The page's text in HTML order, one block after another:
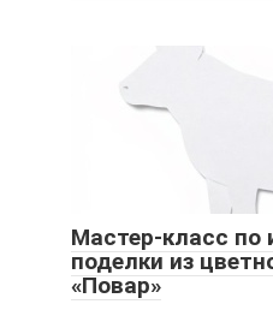
Мастер-класс по
поделки из
«Повар»